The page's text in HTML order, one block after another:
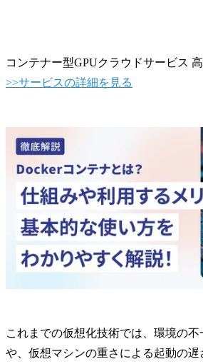
コンテナー型GPUクラウドサービス
>>サービスの詳細を見る
これまでの仮想化技術では、環境の
や、仮想マシンの重さによる起動の